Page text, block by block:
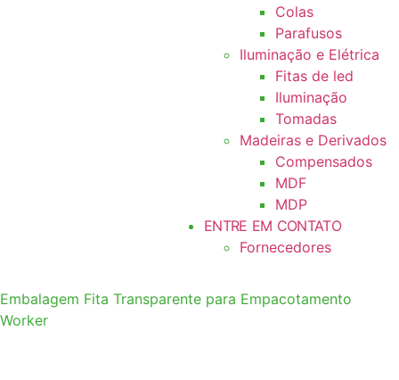
Colas
Parafusos
Iluminação e Elétrica
Fitas de led
Iluminação
Tomadas
Madeiras e Derivados
Compensados
MDF
MDP
ENTRE EM CONTATO
Fornecedores
Embalagem Fita Transparente para Empacotamento
Worker